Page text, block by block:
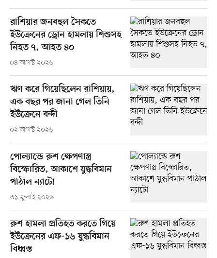
রাশিয়ার জনবহুল সৈকতে
ইউক্রেনের ড্রোন হামলায় শিশুসহ
নিহত ৭, আহত ৪০
০৪ আগস্ট ২০২৬
ঋণ করে গিয়েছিলেন রাশিয়ায়,
এক বছর পর জানা গেল তিনি
ইউক্রেনে বন্দী
০২ আগস্ট ২০২৬
পোল্যান্ডে রুশ ক্ষেপণাস্ত্র
বিস্ফোরিত, আকাশে যুদ্ধবিমান
পাঠাল ন্যাটো
৩১ জুলাই ২০২৬
রুশ হামলা প্রতিহত করতে গিয়ে
ইউক্রেনের এফ-১৬ যুদ্ধবিমান
বিধ্বস্ত